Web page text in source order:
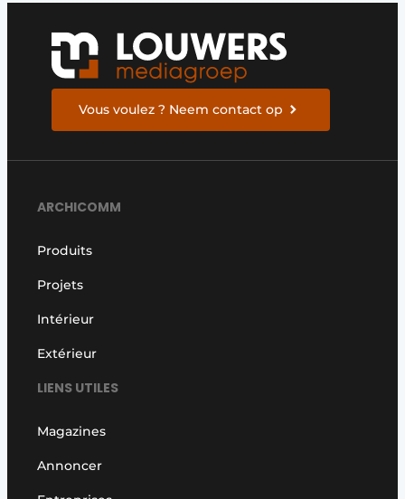
Vous voulez ? Neem contact op
ARCHICOMM
Produits
Projets
Intérieur
Extérieur
LIENS UTILES
Magazines
Annoncer